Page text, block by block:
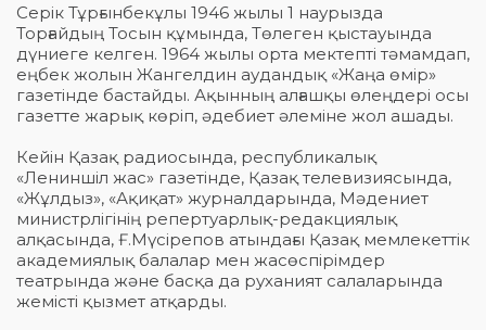
Серік Тұрғынбекұлы 1946 жылы 1 наурызда
Торғайдың Тосын құмында, Төлеген қыстауында
дүниеге келген. 1964 жылы орта мектепті тәмамдап,
еңбек жолын Жангелдин аудандық «Жаңа өмір»
газетінде бастайды. Ақынның алғашқы өлеңдері осы
газетте жарық көріп, әдебиет әлеміне жол ашады.
Кейін Қазақ радиосында, республикалық
«Лениншіл жас» газетінде, Қазақ телевизиясында,
«Жұлдыз», «Ақиқат» журналдарында, Мәдениет
министрлігінің репертуарлық-редакциялық
алқасында, Ғ.Мүсірепов атындағы Қазақ мемлекеттік
академиялық балалар мен жасөспірімдер
театрында және басқа да руханият салаларында
жемісті қызмет атқарды.